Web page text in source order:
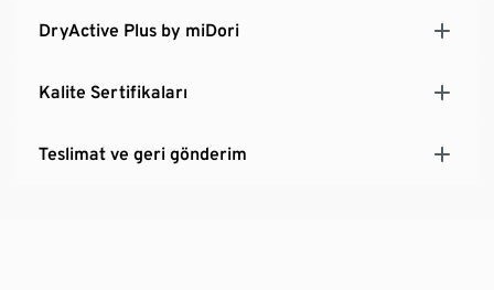
DryActive Plus by miDori
Kalite Sertifikaları
Teslimat ve geri gönderim